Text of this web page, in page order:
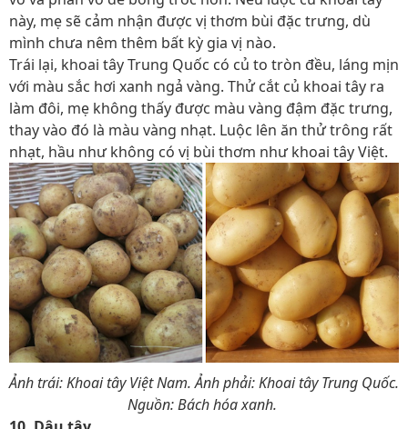
này, mẹ sẽ cảm nhận được vị thơm bùi đặc trưng, dù
mình chưa nêm thêm bất kỳ gia vị nào.
Trái lại, khoai tây Trung Quốc có củ to tròn đều, láng mịn
với màu sắc hơi xanh ngả vàng. Thử cắt củ khoai tây ra
làm đôi, mẹ không thấy được màu vàng đậm đặc trưng,
thay vào đó là màu vàng nhạt. Luộc lên ăn thử trông rất
nhạt, hầu như không có vị bùi thơm như khoai tây Việt.
Ảnh trái: Khoai tây Việt Nam. Ảnh phải: Khoai tây Trung Quốc.
Nguồn: Bách hóa xanh.